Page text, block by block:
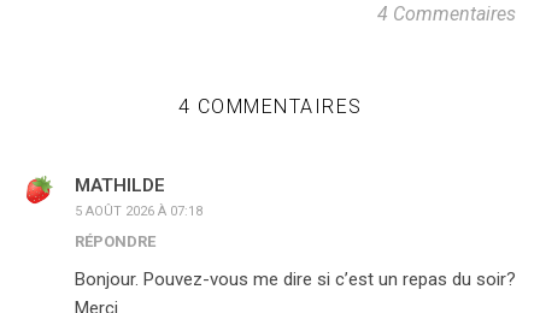
4 Commentaires
4 COMMENTAIRES
MATHILDE
5 AOÛT 2026 À 07:18
RÉPONDRE
Bonjour. Pouvez-vous me dire si c’est un repas du soir?
Merci